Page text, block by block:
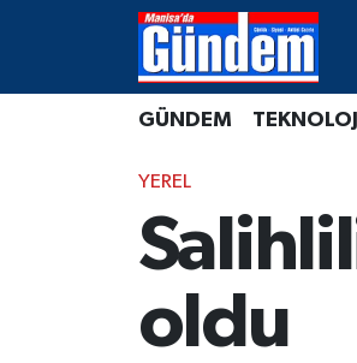
GÜNDEM TEKNOLOJİ
YEREL
oldu
Manisa Hava Durumu
Süper Lig Puan Durumu ve
Tüm Manşetler
Son Dakika Haberleri